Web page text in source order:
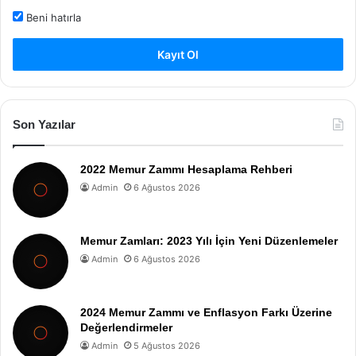
Beni hatırla
Kayıt Ol
Son Yazılar
2022 Memur Zammı Hesaplama Rehberi
Admin 6 Ağustos 2026
Memur Zamları: 2023 Yılı İçin Yeni Düzenlemeler
Admin 6 Ağustos 2026
2024 Memur Zammı ve Enflasyon Farkı Üzerine
Değerlendirmeler
Admin 5 Ağustos 2026